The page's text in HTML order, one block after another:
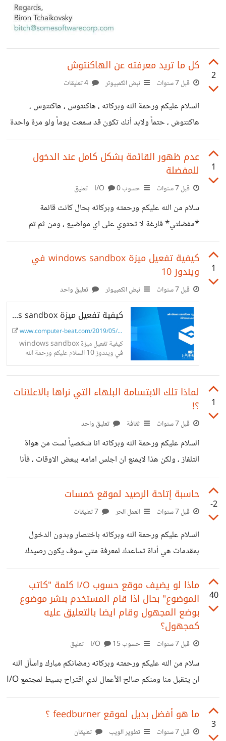
2
كل ما تريد معرفته عن الهاكنتوش
قبل 7 سنوات نبض الكمبيوتر
السلام عليكم ورحمة الله وبركاته ، هاكنتوش ، هاكنتوش ،
هاكنتوش ، حتماً ولابد أنك تكون قد سمعت يوماً ولو مرة واحدة
عن هذا المصطلح "هاكنتوش" ، لذا فإذا كنت قد تسألت يوماً عن
ما هو الهاكنتوش فإذن تابع قراءة المقال # تعريف الهاكنتوش
بعملية تثبيت نظام MacOS الخاص بشركة أبل على أجهزة
الكمبيوتر العادية - والتي لم تقم أبل بإنتاجها - وذلك سواء كانت
أجهزة كمبيوتر مكتبي ، أو
1
عدم ظهور القائمة بشكل كامل عند الدخول
للمفضلة
قبل 7 سنوات حسوب I/O0 تعليق
سلام من الله عليكم ورحمته وبركاته بحال كانت قائمة
*مفضلتي* فارغة لا تحتوي على اي مواضيع ، ومن ثم تم
الضغط عليها واختيار المواضيع او التعليقات فانه عند الضغط
على قائمة مفضلتي مرة اخري فالقائمة لاتظهر بشكل كامل ، نفس
الشئ اذا تم الضغط على *مساهماتي* # صور للتوضيح
https://i.suar.me/yOPzn/l
https://i.suar.me/KPqpy/l أعتقد الحل بسيط وذلك بزيادة
مساحة المنطقة الرمادية قليلا ان لم اكن مخطئاً [@aalagha]‍
1
كيفية تفعيل ميزة windows sandbox في
ويندوز 10
قبل 7 سنوات نبض الكمبيوتر تعليق واحد
كيفية تفعيل ميزة windows sandbox في ويندوز 10
www.computer-beat.com/2019/05/how-to-e...
كيفية تفعيل ميزة windows sandbox
في ويندوز 10 السلام عليكم ورحمة الله
وبركاته ، قامت شركة مايكروسوفت قبل
1
لماذا تلك الابتسامة البلهاء التي نراها بالاعلانات
؟!
قبل 7 سنوات ثقافة تعليق واحد
السلام عليكم ورحمة الله وبركاته انا شخصياً لست من هواة
التلفاز ، ولكن هذا لايمنع ان اجلس امامه ببعض الاوقات ، فأنا
دائما اتوجه واعتمد على الانترنت بشكل كامل بحال اردت
مشاهدة شيئاً ما ، ولكن اكثر ما يجعلني اشعر بالحنق والضيق هي
تلك الابتسامة البلهاء والسخيفة والسعادة المزيفة التي اراها
اصادف تلك الاعلانات اثناء مشاهدتي او تصفحي فهذا اعلان
يعرض لك شخص واحد او حتى اناس مجتمعون ويتناولون
عصيرا
-2
حاسبة إتاحة الرصيد لموقع خمسات
قبل 7 سنوات العمل الحر
السلام عليكم ورحمة الله وبركاته باختصار وبدون الدخول
بمقدمات هي أداة تساعدك لمعرفة متي سوف يكون رصيدك
متاحاً بموقع خمسات وكم من الزمن متبقي عليه * قم اولا
بتحميل الاداة من موقع مستقل من هنا "مرفوعة من طرفي
حاسبة-إتاحة-الرصيد-لموقع-خمسات ، مع العلم انه يجب تسجيل
دخولك أولا لموقع مستقل كي تتمكن من تحميل الأداة ثم انزل
للأسفل قليلا وستجد كلمة ملفات مرفقة اضغط على اسم الاداة
وسيتم تحميلها * ثانيا ادخل لصفحة الرصيد بحسابك بموقع
خمسات وانزل للاسفل قليلا
40
ماذا لو يضيف موقع حسوب I/O كلمة "كاتب
الموضوع" بحال اذا قام المستخدم بنشر موضوع
بوضع المجهول وقام ايضا بالتعليق عليه
كمجهول؟
قبل 7 سنوات حسوب I/O 15 تعليق
سلام من الله عليكم ورحمته وبركاته رمضانكم مبارك واسأل الله
ان يتقبل منا ومنكم صالح الأعمال لدي اقتراح بسيط لمجتمع I/O
وهو بحال قام مستخدم بنشر موضوع كمجهول ومن ثم قام
بالتعليق على الموضوع كمجهول ايضا فيتم وضع كلمة "كاتب
الموضوع" جانب كلمة مجهول ، سواء قام بالتعليق او قام بالرد
3
ما هو أفضل بديل لموقع feedburner ؟
قبل 7 سنوات تطوير الويب تعليقان